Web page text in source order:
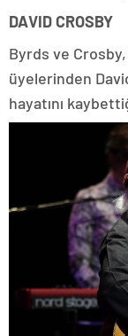
DAVID CROSBY
Byrds ve
üyelerinden
hayatını